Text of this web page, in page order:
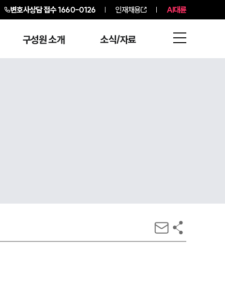
변호사상담 접수1660-0126 인재채용 AI대륜
구성원 소개 소식/자료